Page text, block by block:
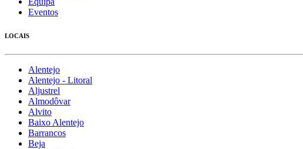
Eventos
LOCAIS
Alentejo
Alentejo - Litoral
Aljustrel
Almodôvar
Alvito
Baixo Alentejo
Barrancos
Beja